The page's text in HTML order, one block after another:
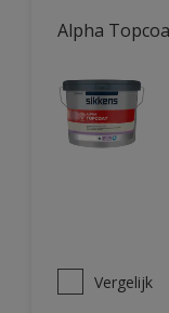
Alpha
Vergelijk